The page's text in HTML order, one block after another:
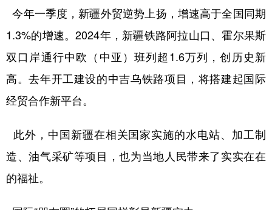
今年一季度，新疆外贸逆势上扬，增速高于全国同期
1.3%的增速。2024年，新疆铁路阿拉山口、霍尔果斯
双口岸通行中欧（中亚）班列超1.6万列，创历史新
高。去年开工建设的中吉乌铁路项目，将搭建起国际
经贸合作新平台。
此外，中国新疆在相关国家实施的水电站、加工制
造、油气采矿等项目，也为当地人民带来了实实在在
的福祉。